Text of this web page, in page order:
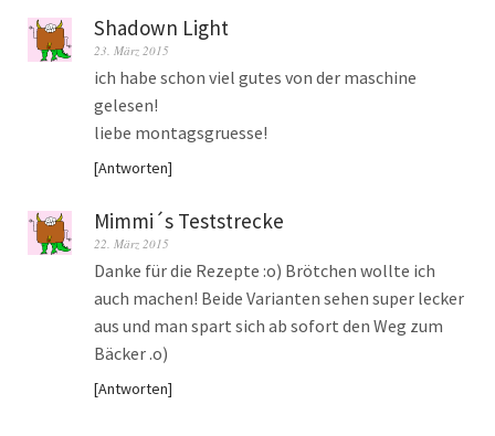
Shadown Light
23. März 2015
ich habe schon viel gutes von der maschine
gelesen!
liebe montagsgruesse!
Antworten
Mimmi´s Teststrecke
22. März 2015
Danke für die Rezepte :o) Brötchen wollte ich
auch machen! Beide Varianten sehen super lecker
aus und man spart sich ab sofort den Weg zum
Bäcker .o)
Antworten